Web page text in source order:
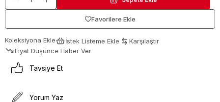
Favorilere Ekle
Koleksiyona Ekle İstek Listeme Ekle
Karşılaştır
Fiyat Düşünce Haber Ver
Tavsiye Et
Yorum Yaz